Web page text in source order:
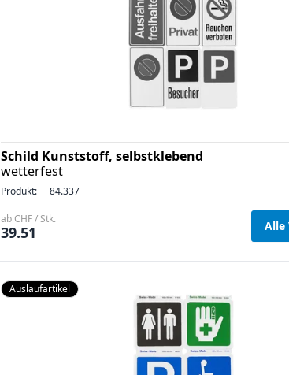
Schild Kunststoff, selbstklebend
wetterfest
Produkt: 84.337
ab CHF / Stk.
39.51 Alle
Auslaufartikel